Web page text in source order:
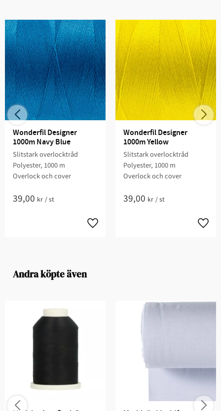
Wonderfil Designer
1000m Navy Blue
Slitstark overlocktråd
Polyester, 1000 m
Overlock och cover
39,00 kr /st
Wonderfil Designer
1000m Yellow
Slitstark overlocktråd
Polyester, 1000 m
Overlock och cover
39,00 kr /st
Andra köpte även